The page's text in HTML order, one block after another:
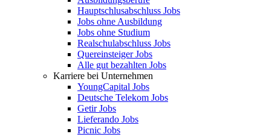
Hauptschlusabschluss Jobs
Jobs ohne Ausbildung
Jobs ohne Studium
Realschulabschluss Jobs
Quereinsteiger Jobs
Alle gut bezahlten Jobs
Karriere bei Unternehmen
YoungCapital Jobs
Deutsche Telekom Jobs
Getir Jobs
Lieferando Jobs
Picnic Jobs